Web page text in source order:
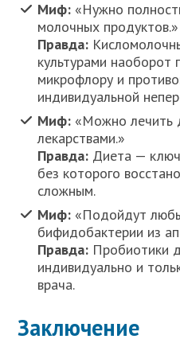
Миф: «Нужно
молочных продуктов.»
Правда:
культурами наоборот
микрофлору и
индивидуальной
Миф: «Можно лечить
лекарствами.»
Правда: Диета —
без которого
сложным.
Миф: «Подойдут
бифидобактерии из
Правда: Пробиотики
индивидуально и
врача.
Заключение